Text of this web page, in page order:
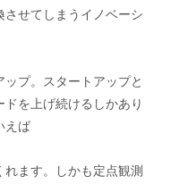
せてしまうイノベーシ
プ。スタートアップと
を上げ続けるしかあり
えば
ます。しかも定点観測